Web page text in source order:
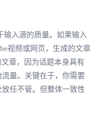
输入源的质量。如果输入
视频或网页，生成的文章
章，因为话题本身具有
量。关键在于，你需要
任不管。但整体一致性